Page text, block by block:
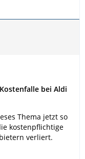
bei Aldi
Thema jetzt so
kostenpflichtige
verliert.